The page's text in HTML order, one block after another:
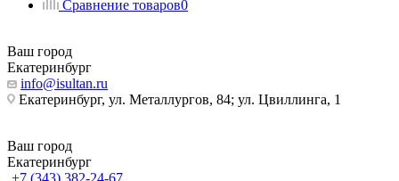
Сравнение товаров0
Ваш город
Екатеринбург
info@isultan.ru
Екатеринбург, ул. Металлургов, 84; ул. Цвиллинга, 1
Ваш город
Екатеринбург
+7 (343) 382-24-67